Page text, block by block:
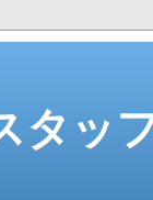
タッ